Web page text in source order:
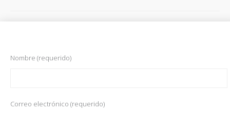
Nombre (requerido)
Correo electrónico (requerido)